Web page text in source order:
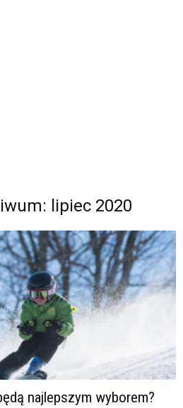
lipiec 2020
najlepszym wyborem?